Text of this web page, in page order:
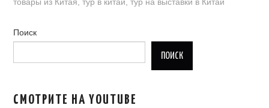
Поиск
ПОИСК
СМОТРИТЕ НА YOUTUBE